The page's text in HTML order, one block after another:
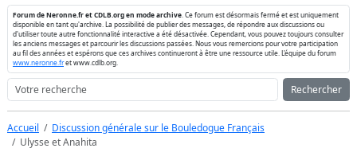
Forum de Neronne.fr et CDLB.org en mode archive . Ce forum est désormais fermé et est uniquement
disponible en tant qu'archive. La possibilité de publier des messages, de répondre aux discussions ou
d'utiliser toute autre fonctionnalité interactive a été désactivée. Cependant, vous pouvez toujours consulter
les anciens messages et parcourir les discussions passées. Nous vous remercions pour votre participation
au fil des années et espérons que ces archives continueront à être une ressource utile. L'équipe du forum
www.neronne.fret www.cdlb.org.
Rechercher
Accueil
Discussion générale sur le Bouledogue Français
Ulysse et Anahita